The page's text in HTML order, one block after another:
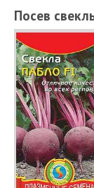
Посев